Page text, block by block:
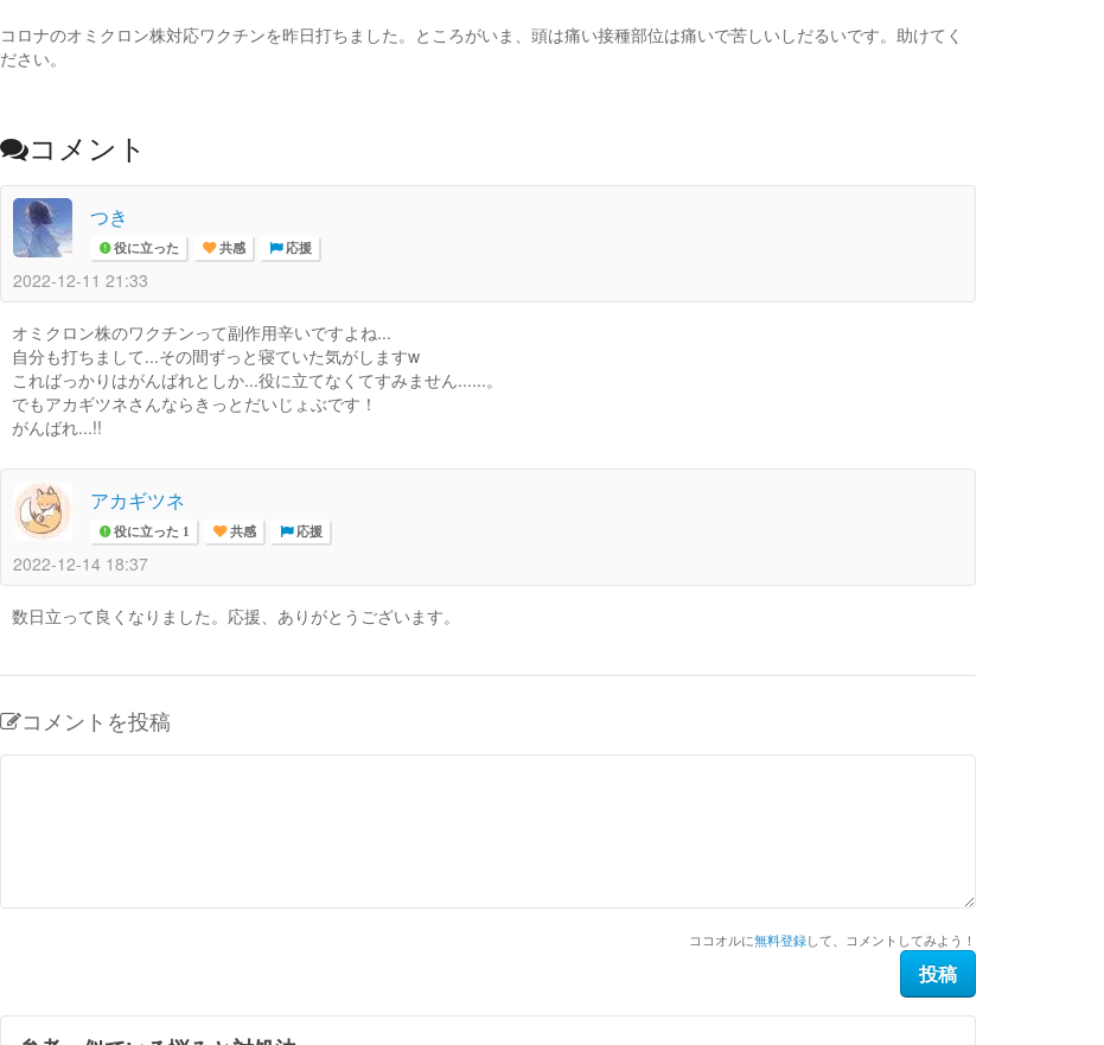
コロナのオミクロン株対応ワクチンを昨日打ちました。ところがいま、頭は痛い接種部位は痛いで苦しいしだるいです。助けてく
ださい。
コメント
つき
役に立った 共感 応援
2022-12-11 21:33
オミクロン株のワクチンって副作用辛いですよね...
自分も打ちまして...その間ずっと寝ていた気がしますw
こればっかりはがんばれとしか...役に立てなくてすみません......。
でもアカギツネさんならきっとだいじょぶです！
がんばれ...!!
アカギツネ
役に立った 1 共感 応援
2022-12-14 18:37
数日立って良くなりました。応援、ありがとうございます。
コメントを投稿
ココオルに無料登録して、コメントしてみよう！